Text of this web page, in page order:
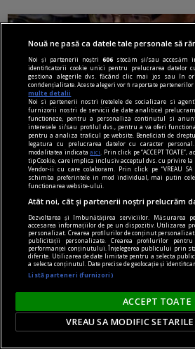
pentru poezie
Sfidarea convențiilor
O. Nimigean nu doar acordă
realitatea distorsionată pe
îl face parte integrantă a
Şerban AXINTE
Nouă ne pasă ca datele tale personale să
Noi și partenerii noștri606 stocăm și/sau accesăm
identificatorii cookie unici pentru prelucrarea datelor
gestiona alegerile dvs. făcând clic mai jos sau în
confidențialitate. Aceste alegeri vor fi raportate
multe detalii
Noi si partenerii nostri (retelele de socializare si
furnizorii nostri de servicii de date analitice)
functioneze, pentru a personaliza continutul si
interesele si/sau profilul dvs., pentru a va oferi
pentru a analiza traficul pe website. Beneficiati de
legatura cu prelucrarea datelor cu caracter
modalitatea indicataaici
. Prin click pe “ACCEPT
tip Cookie, care implica inclusiv acceptul dvs. cu privire
Vendor-ii cu care colaboram. Prin click pe “VREAU SA
schimba preferintele in mod individual, mai putin cele
functionarea website-ului.
Atât noi, cât și partenerii noștri prelucrăm
Dezvoltarea și îmbunătățirea serviciilor. Măsurarea
accesarea informațiilor de pe un dispozitiv. Utilizarea
personalizat. Crearea profilurilor de conținut
publicității personalizate. Crearea profilurilor
performanței conținutului. Înțelegerea publicului prin
diferite. Utilizarea de date limitate pentru a selecta
a selecta conținutul. Date precise de geolocație și
Listă parteneri (furnizori)
ACCEPT TOATE
VREAU SA MODIFIC